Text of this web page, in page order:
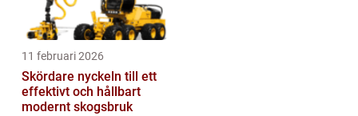
11 februari 2026
Skördare nyckeln till ett
effektivt och hållbart
modernt skogsbruk